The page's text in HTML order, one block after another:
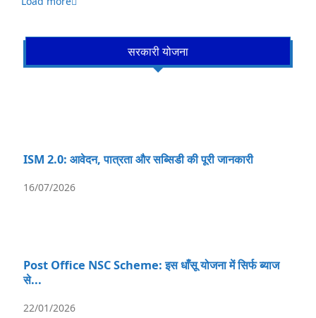
सरकारी योजना
ISM 2.0: आवेदन, पात्रता और सब्सिडी की पूरी जानकारी
16/07/2026
Post Office NSC Scheme: इस धाँसू योजना में सिर्फ ब्याज
से...
22/01/2026